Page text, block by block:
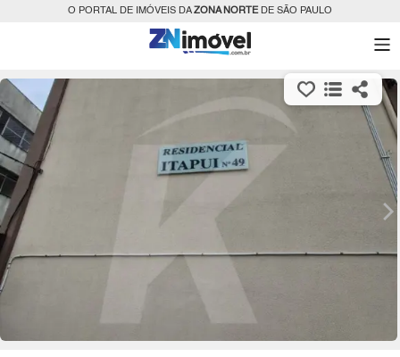
O PORTAL DE IMÓVEIS DAZONA NORTEDE SÃO PAULO